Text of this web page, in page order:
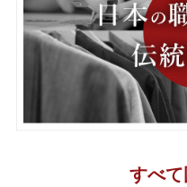
すべて